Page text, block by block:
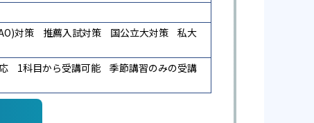
対策 推薦入試対策 国公立大対策
私大
1科目から受講可能
季節講習のみの受講